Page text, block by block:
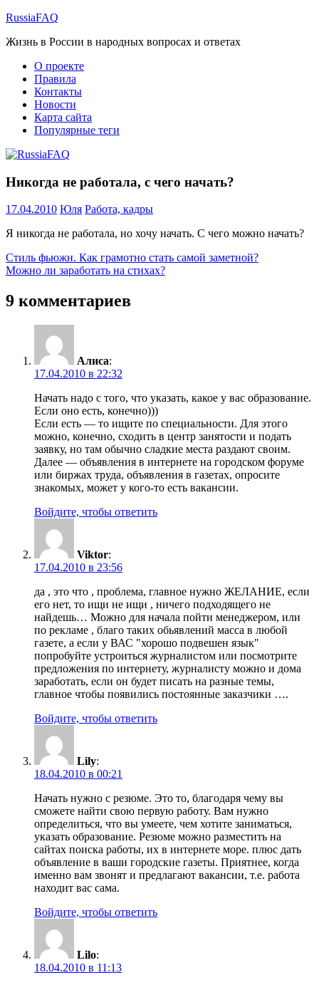
Перейти
содержимому
RussiaFAQ
Жизнь в России в народных вопросах и ответах
О проекте
Правила
Контакты
Новости
Карта сайта
Популярные теги
Никогда не работала, с чего начать?
17.04.2010 Юля Работа, кадры
Я никогда не работала, но хочу начать. С чего можно начать?
Навигация
по
записям
Предыдущая
запись:
Стиль фьюжн. Как грамотно стать самой заметной?
Следующая
Можно ли заработать на стихах?
9 комментариев
Алиса:
17.04.2010 в 22:32
Начать надо с того, что указать, какое у вас образование.
Если оно есть, конечно)))
Если есть — то ищите по специальности. Для этого
можно, конечно, сходить в центр занятости и подать
заявку, но там обычно сладкие места раздают своим.
Далее — объявления в интернете на городском форуме
или биржах труда, объявления в газетах, опросите
знакомых, может у кого-то есть вакансии.
Войдите, чтобы ответить
Viktor:
17.04.2010 в 23:56
да , это что , проблема, главное нужно ЖЕЛАНИЕ, если
его нет, то ищи не ищи , ничего подходящего не
найдешь… Можно для начала пойти менеджером, или
по рекламе , благо таких обьявлений масса в любой
газете, а если у ВАС "хорошо подвешен язык"
попробуйте устроиться журналистом или посмотрите
предложения по интернету, журналисту можно и дома
заработать, если он будет писать на разные темы,
главное чтобы появились постоянные заказчики ….
Войдите, чтобы ответить
Lily:
18.04.2010 в 00:21
Начать нужно с резюме. Это то, благодаря чему вы
сможете найти свою первую работу. Вам нужно
определиться, что вы умеете, чем хотите заниматься,
указать образование. Резюме можно разместить на
сайтах поиска работы, их в интернете море. плюс дать
объявление в ваши городские газеты. Приятнее, когда
именно вам звонят и предлагают вакансии, т.е. работа
находит вас сама.
Войдите, чтобы ответить
Lilo:
18.04.2010 в 11:13